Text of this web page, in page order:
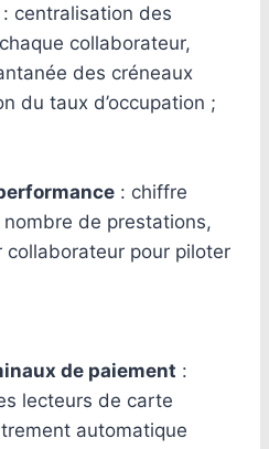
: centralisation des
collaborateur,
des créneaux
du taux d’occupation ;
: chiffre
nombre de prestations,
collaborateur pour piloter
de paiement :
lecteurs de carte
automatique